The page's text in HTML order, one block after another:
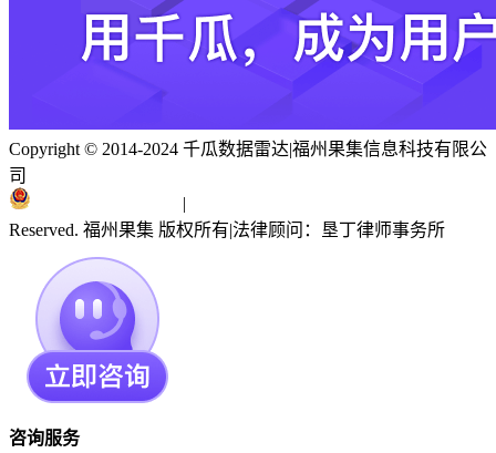
Copyright © 2014-2024 千瓜数据雷达|福州果集信息科技有限公
司
|
Reserved. 福州果集 版权所有|法律顾问：垦丁律师事务所
咨询服务